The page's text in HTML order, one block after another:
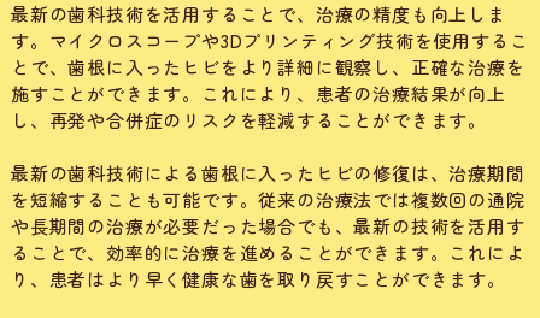
最新の歯科技術を活用することで、治療の精度も向上しま
す。マイクロスコープや3Dプリンティング技術を使用するこ
とで、歯根に入ったヒビをより詳細に観察し、正確な治療を
施すことができます。これにより、患者の治療結果が向上
し、再発や合併症のリスクを軽減することができます。
最新の歯科技術による歯根に入ったヒビの修復は、治療期間
を短縮することも可能です。従来の治療法では複数回の通院
や長期間の治療が必要だった場合でも、最新の技術を活用す
ることで、効率的に治療を進めることができます。これによ
り、患者はより早く健康な歯を取り戻すことができます。